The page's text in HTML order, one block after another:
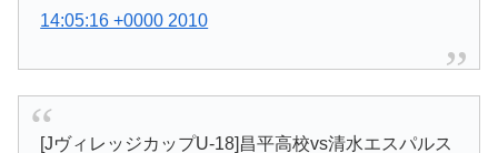
14:05:16 +0000 2010
[JヴィレッジカップU-18]昌平高校vs清水エスパルス